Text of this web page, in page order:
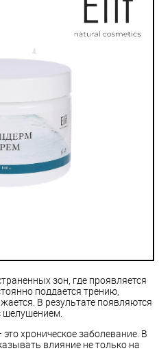
зон, где проявляется
поддается трению,
В результате появляются
шелушением.
хроническое заболевание. В
влияние не только на